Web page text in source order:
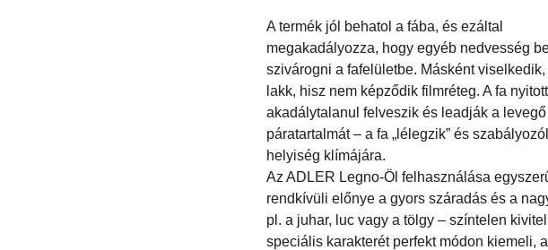
A termék jól behatol a fába, és ezáltal
megakadályozza, hogy egyéb nedvesség
szivárogni a fafelületbe. Másként viselkedik,
lakk, hisz nem képződik filmréteg. A fa
akadálytalanul felveszik és leadják a levegő
páratartalmát – a fa „lélegzik” és
helyiség klímájára.
Az ADLER Legno-Öl felhasználása
rendkívüli előnye a gyors száradás és a
pl. a juhar, luc vagy a tölgy – színtelen
speciális karakterét perfekt módon kiemeli,